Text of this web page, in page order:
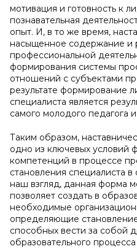
мотивация и готовность к
познавательная
опыт. И, в то же время,
насыщенное содержание и
профессиональной
формирования системы
отношений с субъектами
результате формирование
специалиста является
самого молодого педагога
Таким образом,
одно из ключевых условий
компетенций в процессе
становления специалиста
наш взгляд, данная форма
позволяет создать в
необходимые
определяющие
способных вести за собой
образовательного